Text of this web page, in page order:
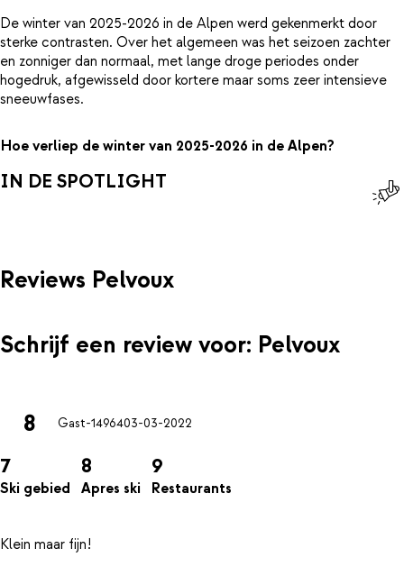
De winter van 2025-2026 in de Alpen werd gekenmerkt door
sterke contrasten. Over het algemeen was het seizoen zachter
en zonniger dan normaal, met lange droge periodes onder
hogedruk, afgewisseld door kortere maar soms zeer intensieve
sneeuwfases.
Hoe verliep de winter van 2025-2026 in de Alpen?
IN DE SPOTLIGHT
Reviews Pelvoux
Schrijf een review voor: Pelvoux
8 Gast-1496403-03-2022
7
Ski gebied
8
Apres ski
9
Restaurants